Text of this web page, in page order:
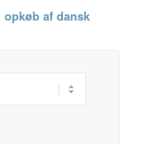
opkøb af dansk